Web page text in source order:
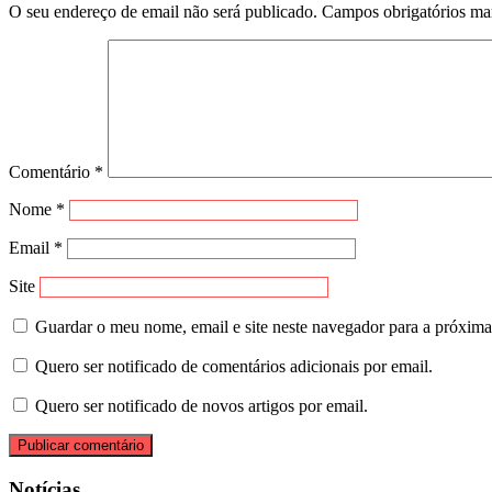
O seu endereço de email não será publicado. Campos obrigatórios
Comentário *
Nome *
Email *
Site
Guardar o meu nome, email e site neste navegador para a
Quero ser notificado de comentários adicionais por email.
Quero ser notificado de novos artigos por email.